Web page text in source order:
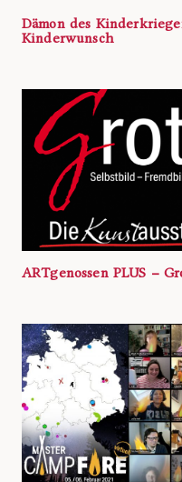
Dämon des
Kinderwunsch
ARTgenossen PLUS –